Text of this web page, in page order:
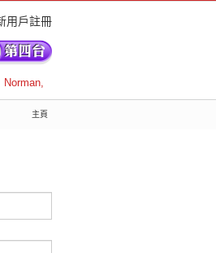
用戶註冊
Norman,
主頁